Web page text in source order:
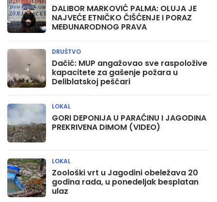
DALIBOR MARKOVIĆ PALMA: OLUJA JE
NAJVEĆE ETNIČKO ČIŠĆENJE I PORAZ
MEĐUNARODNOG PRAVA
Dačić: MUP angažovao sve raspoložive
kapacitete za gašenje požara u
Deliblatskoj peščari
DRUŠTVO
GORI DEPONIJA U PARAĆINU I JAGODINA
PREKRIVENA DIMOM (VIDEO)
LOKAL
Zoološki vrt u Jagodini obeležava 20
godina rada, u ponedeljak besplatan
ulaz
LOKAL